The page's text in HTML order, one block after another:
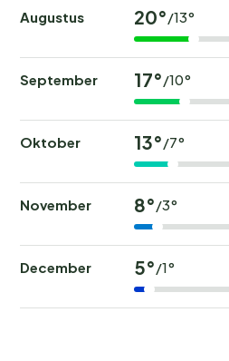
Augustus 20°/13°
September 17°/10°
Oktober 13°/7°
November 8°/3°
December 5°/1°